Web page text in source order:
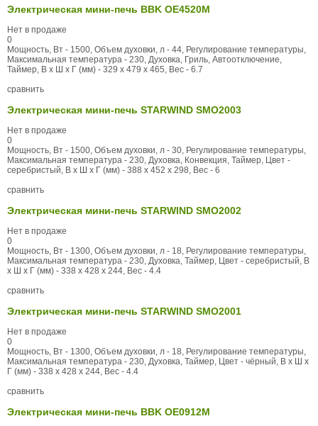
Электрическая мини-печь BBK OE4520M
Нет в продаже
0
Мощность, Вт - 1500, Объем духовки, л - 44, Регулирование температуры,
Максимальная температура - 230, Духовка, Гриль, Автоотключение,
Таймер, В x Ш x Г (мм) - 329 x 479 x 465, Вес - 6.7
сравнить
Электрическая мини-печь STARWIND SMO2003
Нет в продаже
0
Мощность, Вт - 1500, Объем духовки, л - 30, Регулирование температуры,
Максимальная температура - 230, Духовка, Конвекция, Таймер, Цвет -
серебристый, В x Ш x Г (мм) - 388 x 452 x 298, Вес - 6
сравнить
Электрическая мини-печь STARWIND SMO2002
Нет в продаже
0
Мощность, Вт - 1300, Объем духовки, л - 18, Регулирование температуры,
Максимальная температура - 230, Духовка, Таймер, Цвет - серебристый, В
x Ш x Г (мм) - 338 x 428 x 244, Вес - 4.4
сравнить
Электрическая мини-печь STARWIND SMO2001
Нет в продаже
0
Мощность, Вт - 1300, Объем духовки, л - 18, Регулирование температуры,
Максимальная температура - 230, Духовка, Таймер, Цвет - чёрный, В x Ш x
Г (мм) - 338 x 428 x 244, Вес - 4.4
сравнить
Электрическая мини-печь BBK OE0912M